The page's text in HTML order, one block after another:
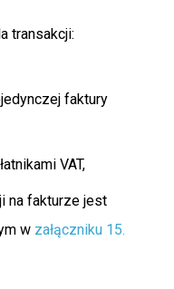
transakcji:
faktury
VAT,
na fakturze jest
w załączniku 15.